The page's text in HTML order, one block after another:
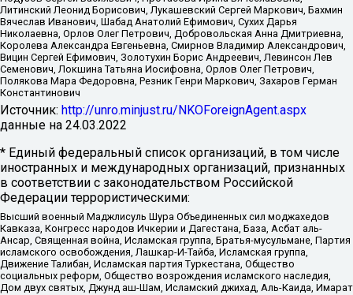
Литинский Леонид Борисович, Лукашевский Сергей Маркович, Бахмин
Вячеслав Иванович, Шабад Анатолий Ефимович, Сухих Дарья
Николаевна, Орлов Олег Петрович, Добровольская Анна Дмитриевна,
Королева Александра Евгеньевна, Смирнов Владимир Александрович,
Вицин Сергей Ефимович, Золотухин Борис Андреевич, Левинсон Лев
Семенович, Локшина Татьяна Иосифовна, Орлов Олег Петрович,
Полякова Мара Федоровна, Резник Генри Маркович, Захаров Герман
Константинович
Источник: http://unro.minjust.ru/NKOForeignAgent.aspx
данные на 24.03.2022
* Единый федеральный список организаций, в том числе
иностранных и международных организаций, признанных
в соответствии с законодательством Российской
Федерации террористическими:
Высший военный Маджлисуль Шура Объединенных сил моджахедов
Кавказа, Конгресс народов Ичкерии и Дагестана, База, Асбат аль-
Ансар, Священная война, Исламская группа, Братья-мусульмане, Партия
исламского освобождения, Лашкар-И-Тайба, Исламская группа,
Движение Талибан, Исламская партия Туркестана, Общество
социальных реформ, Общество возрождения исламского наследия,
Дом двух святых, Джунд аш-Шам, Исламский джихад, Аль-Каида, Имарат